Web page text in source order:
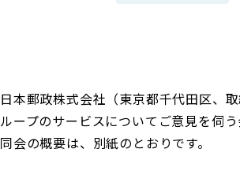
日本郵政株式会社（東京都千代田区
ループのサービスについてご意見を伺
同会の概要は、別紙のとおりです。